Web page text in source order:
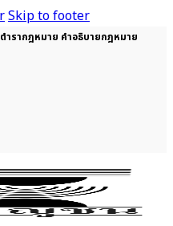
Skip to footer
ำรากฎหมาย คำอธิบายกฎหมาย